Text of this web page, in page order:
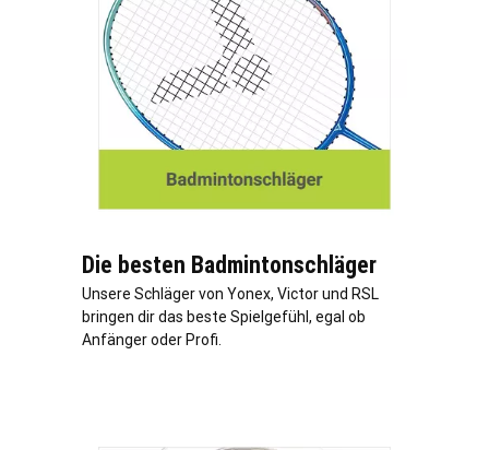
Die besten Badmintonschläger
Unsere Schläger von Yonex, Victor und RSL
bringen dir das beste Spielgefühl, egal ob
Anfänger oder Profi.